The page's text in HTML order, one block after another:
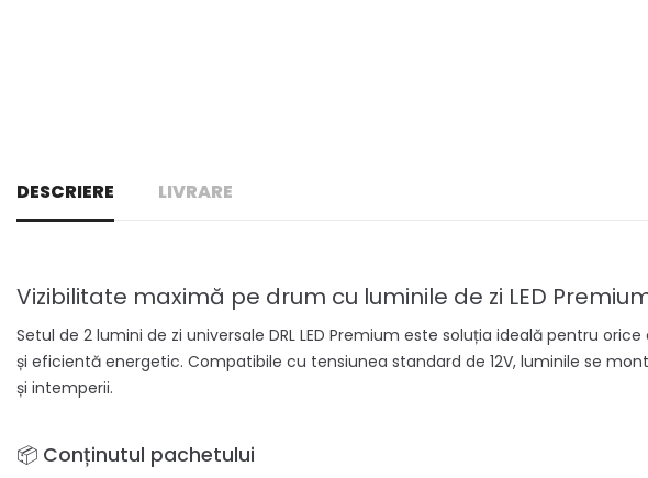
DESCRIERE LIVRARE
Vizibilitate maximă pe drum cu luminile de zi LED
Setul de 2 lumini de zi universale DRL LED Premium este soluția ideală pentru
și eficientă energetic. Compatibile cu tensiunea standard de 12V, luminile se
și intemperii.
📦 Conținutul pachetului